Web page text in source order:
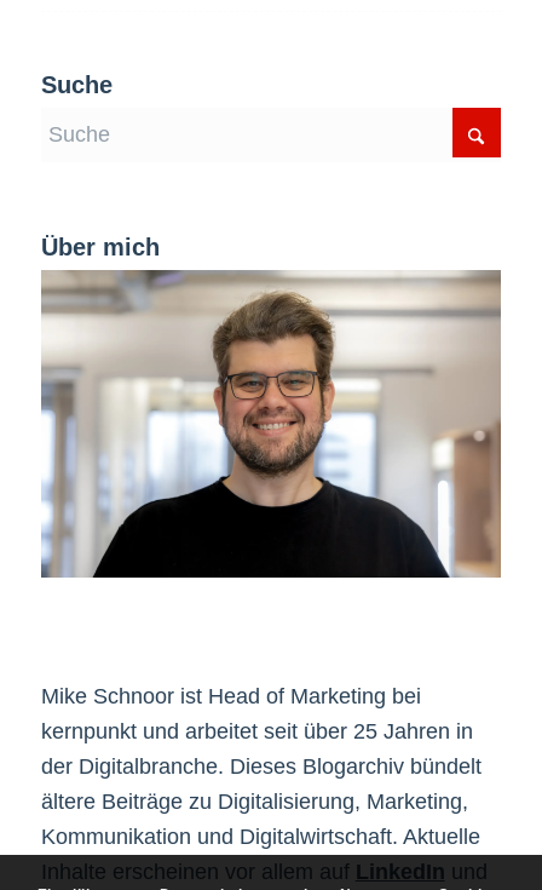
Suche
Über mich
Mike Schnoor ist Head of Marketing bei
kernpunkt und arbeitet seit über 25 Jahren in
der Digitalbranche. Dieses Blogarchiv bündelt
ältere Beiträge zu Digitalisierung, Marketing,
Kommunikation und Digitalwirtschaft. Aktuelle
Inhalte erscheinen vor allem auf LinkedIn und